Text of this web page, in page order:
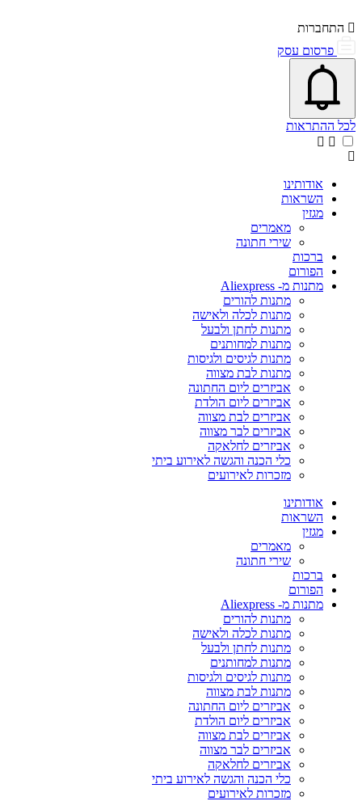
התחברות
פרסום עסק
פתיחת\סגירת מרכז התראות
אייקון פעמון
לכל ההתראות
אודותינו
השראות
מגזין
מאמרים
שירי חתונה
ברכות
הפורום
מתנות מ- Aliexpress
מתנות להורים
מתנות לכלה ולאישה
מתנות לחתן ולבעל
מתנות למחותנים
מתנות לגיסים ולגיסות
מתנות לבת מצווה
אביזרים ליום החתונה
אביזרים ליום הולדת
אביזרים לבת מצווה
אביזרים לבר מצווה
אביזרים לחלאקה
כלי הכנה והגשה לאירוע ביתי
מזכרות לאירועים
אודותינו
השראות
מגזין
מאמרים
שירי חתונה
ברכות
הפורום
מתנות מ- Aliexpress
מתנות להורים
מתנות לכלה ולאישה
מתנות לחתן ולבעל
מתנות למחותנים
מתנות לגיסים ולגיסות
מתנות לבת מצווה
אביזרים ליום החתונה
אביזרים ליום הולדת
אביזרים לבת מצווה
אביזרים לבר מצווה
אביזרים לחלאקה
כלי הכנה והגשה לאירוע ביתי
מזכרות לאירועים